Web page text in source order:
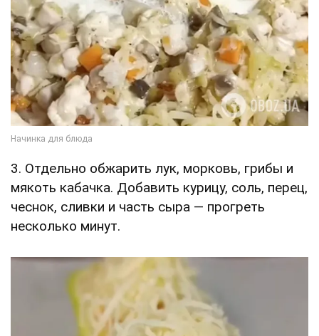
3. Отдельно обжарить лук, морковь, грибы и
мякоть кабачка. Добавить курицу, соль, перец,
чеснок, сливки и часть сыра — прогреть
несколько минут.